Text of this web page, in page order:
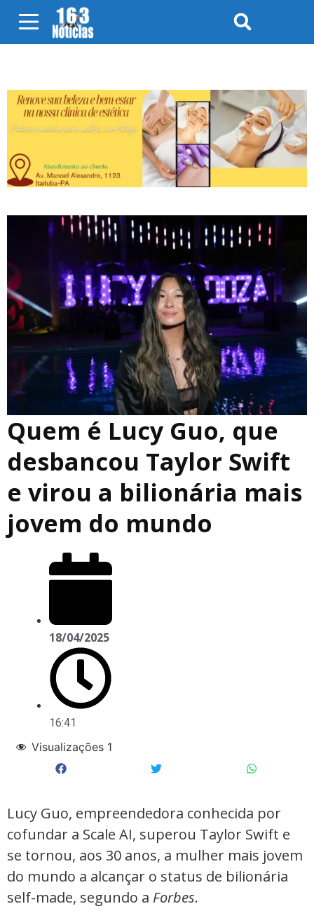
Quem é Lucy Guo, que
desbancou Taylor Swift
e virou a bilionária mais
jovem do mundo
18/04/2025
16:41
Visualizações 1
Lucy Guo, empreendedora conhecida por
cofundar a Scale AI, superou Taylor Swift e
se tornou, aos 30 anos, a mulher mais jovem
do mundo a alcançar o status de bilionária
self-made, segundo a Forbes.